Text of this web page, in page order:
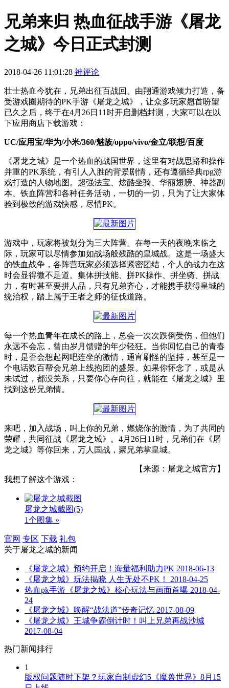
兄弟来归 热血征战手游《屠龙
之城》今日正式封测
2018-04-26 11:01:28 神评论
壮士热血今犹在，兄弟出征百战回。由翔通游戏倾力打造，备
受游戏圈期待的PK手游《屠龙之城》，让众多玩家翘首盼望
已久之后，终于在4月26日11时开启删档封测，大家可以在以
下应用商店下载游戏：
UC/应用宝/华为/小米/360/魅族/oppo/vivo/金立/联想/百度
《屠龙之城》是一个热血的战国世界，这里有对战思路和操作
并重的PK系统，有引人入胜的背景剧情，还有遵循经典rpg游
戏打造的人物地图。超强法宝、炫酷坐骑、华丽翅膀、神器副
本、铁血阵营和各种任务活动，一切的一切，只为了让大家体
验到极致的游戏快感，尽情PK。
游戏中，玩家将被划分为三大阵营。在每一天的夜晚来临之
际，玩家可以尽情参加如战场般残酷的皇城战。这是一场盛大
的铁血战争，各阵营玩家必须选择紧密团结，个人的战力在这
时会显得微不足道。集体拼技能、拼PK操作、拼坐骑、拼战
力，有时甚至要拼人品，只有兄弟齐心，才能携手获得皇城的
统治权，踏上属于王者之师的征伐道路。
每一个热血青年在成长的路上，总会一次次跌倒受伤，但他们
永远不会忘，曾由岁月馈赠的年少轻狂。当你回忆自己的青春
时，是否会想起网吧连坐的激情，通宵刷怪的坚持，甚至是一
个电话数百帮会兄弟上线抱团的盛景。如果你怀念了，或是从
未试过，都没关系，只要你心存向往，就能在《屠龙之城》里
找到这份兄弟情。
来吧，加入战场，叫上你的兄弟，燃烧你的激情，为了共同的
荣耀，共同征战《屠龙之城》。4月26日11时，兄弟们在《屠
龙之城》等你回来，万人国战，聚兄弟掌皇城。
【来源：屠龙之城官方】
我想了解这个游戏：
屠龙之城截图(5)
1个图集 »
官网 专区 下载 礼包
关于屠龙之城的新闻
《屠龙之城》预约开启！海量福利助力PK 2018-06-13
《屠龙之城》玩法揭晓 人生无处不PK！
2018-04-25
热血pk手游《屠龙之城》核心玩法与画面首曝 2018-04-
24
《屠龙之城》唤醒“战法道”传奇记忆 2017-08-09
《屠龙之城》王城争霸倒计时！叫上兄弟再战沙城
2017-08-04
热门新闻排行
1
版权问题随时下架？玩家自制虚幻5《魔兽世界》8月15